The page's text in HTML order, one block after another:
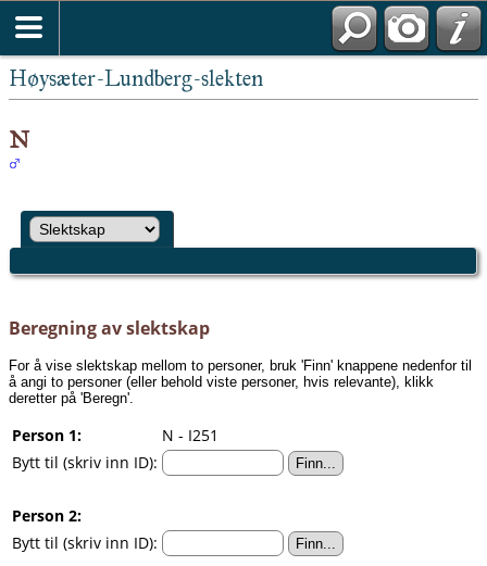
Høysæter-Lundberg-slekten
N
Beregning av slektskap
For å vise slektskap mellom to personer, bruk 'Finn' knappene nedenfor til
å angi to personer (eller behold viste personer, hvis relevante), klikk
deretter på 'Beregn'.
Person 1:
N - I251
Bytt til (skriv inn ID):
Person 2:
Bytt til (skriv inn ID):